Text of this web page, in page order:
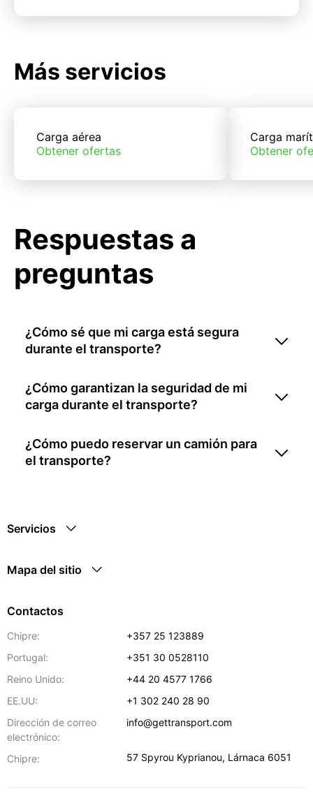
Más servicios
Carga aérea
Obtener ofertas
Carga
Obtener
Respuestas a
preguntas
¿Cómo sé que mi carga está segura
durante el transporte?
¿Cómo garantizan la seguridad de mi
carga durante el transporte?
¿Cómo puedo reservar un camión para
el transporte?
Servicios
Mapa del sitio
Contactos
Chipre:
+357 25 123889
Portugal:
+351 30 0528110
Reino Unido:
+44 20 4577 1766
EE.UU:
+1 302 240 28 90
Dirección de correo
electrónico:
info@gettransport.com
Chipre: 57 Spyrou Kyprianou, Lárnaca 6051